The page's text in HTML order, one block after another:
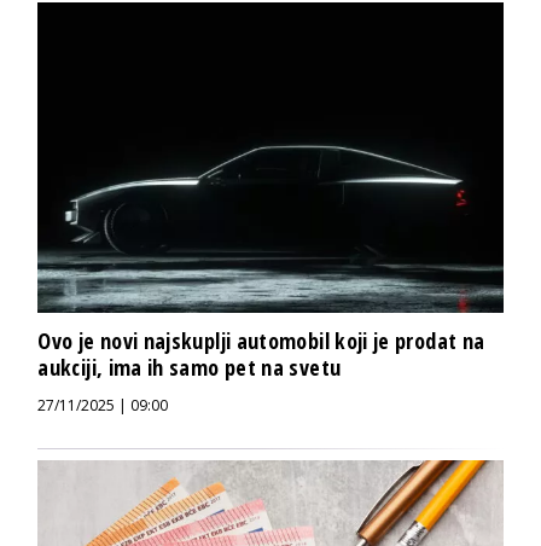
Ovo je novi najskuplji automobil koji je prodat na
aukciji, ima ih samo pet na svetu
27/11/2025 | 09:00